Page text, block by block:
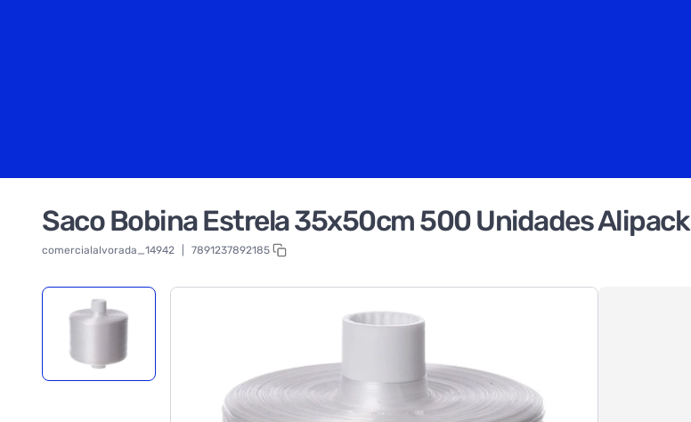
Saco Bobina Estrela 35x50cm 500 Unidades Alipack
comercialalvorada_14942 7891237892185